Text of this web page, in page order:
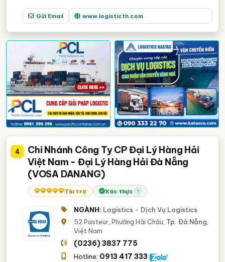
Gửi Email www.logisticth.com
4
Chi Nhánh Công Ty CP Đại Lý Hàng Hải
Việt Nam - Đại Lý Hàng Hải Đà Nẵng
(VOSA DANANG)
Tài trợ Xác thực ?
NGÀNH: Logistics - Dịch Vụ Logistics
52 Pasteur, Phường Hải Châu, Tp. Đà Nẵng,
Việt Nam
(0236) 3837 775
Hotline: 0913 417 333